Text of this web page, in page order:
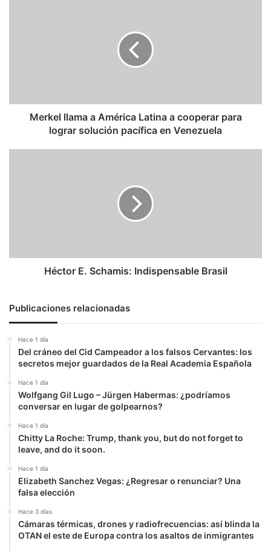
lograr
soluciónMerkel llama a América Latina a cooperar para
lograr solución pacífica en Venezuela
Héctor E. Schamis: Indispensable Brasil
Publicaciones relacionadas
Hace 1 día
Del cráneo del Cid Campeador a los falsos Cervantes: los
secretos mejor guardados de la Real Academia Española
Hace 1 día
Wolfgang Gil Lugo – Jürgen Habermas: ¿podríamos
conversar en lugar de golpearnos?
Hace 1 día
Chitty La Roche: Trump, thank you, but do not forget to
leave, and do it soon.
Hace 1 día
Elizabeth Sanchez Vegas: ¿Regresar o renunciar? Una
falsa elección
Hace 3 días
Cámaras térmicas, drones y radiofrecuencias: así blinda la
OTAN el este de Europa contra los asaltos de inmigrantes